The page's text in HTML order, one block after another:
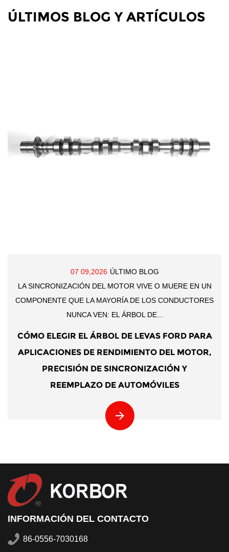
ÚLTIMOS BLOG Y ARTÍCULOS
07 09,2026 ÚLTIMO BLOG
DEL MOTOR VIVE O MUERE EN UN
QUE LA MAYORÍA DE LOS CONDUCTORES
NUNCA VEN: EL ÁRBOL DE...
ELEGIR EL ÁRBOL DE LEVAS FORD PARA
DE RENDIMIENTO DEL MOTOR,
PRECISIÓN DE SINCRONIZACIÓN Y
REEMPLAZO DE AUTOMÓVILES
INFORMACIÓN DEL CONTACTO
86-0556-7030168